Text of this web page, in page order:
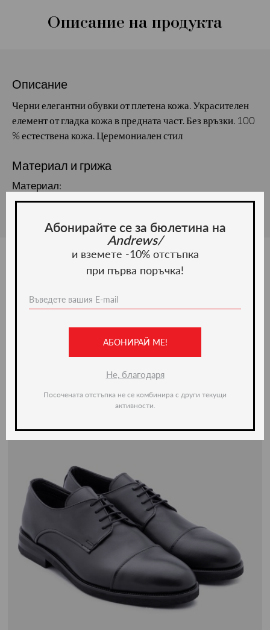
Описание на продукта
Описание
Черни елегантни обувки от плетена кожа. Украсителен
елемент от гладка кожа в предната част. Без връзки. 100
% естествена кожа. Церемониален стил
Материал и грижа
Материал:
Абонирайте се за бюлетина на
Andrews/
и вземете -10% отстъпка
при първа поръчка!
АБОНИРАЙ МЕ!
Не, благодаря
Посочената отстъпка не се комбинира с други текущи
активности.